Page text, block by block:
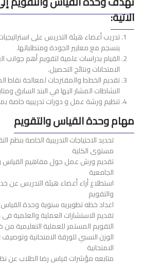
الاتية:
تدريب أعضاء هيئة التدريس على
ينسجم مع معايير الجودة ومتطلباتها.
القيام بدراسات علمية لتقويم أهم جوانب
الامتحانات ونتائج التحصيل.
تقديم الخطط والمقترحات لمعالجة نقاط
النشاطات المشار اليها في البند السابق
تنظيم ورشة عمل و دورات تدريبيه خاصة
مهام وحدة القياس والتقويم
تحديد الاحتياجات التدريبية الخاصة بنظم
مستوى الكلية
تقديم ورش عمل حول مفاهيم القياس
الجامعية
استطلاع أراء أعضاء هيئة التدريس عن
والتقويم
اعداد خطه تطويريه سنوية وحدة القياس
تقديم الاستشارات العملية والعلمية
التقويم المستمر للعملية التعليمية
الوزن النسبي للورقة الامتحانية
الامتحانية
متابعه مؤشرات قياس رضا الطلاب عن